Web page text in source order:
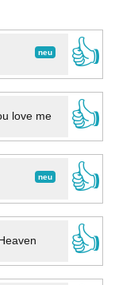
neu
👍
love me
👍
neu
👍
👍